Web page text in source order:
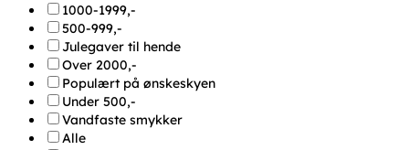
1000-1999,-
500-999,-
Julegaver til hende
Over 2000,-
Populært på ønskeskyen
Under 500,-
Vandfaste smykker
Alle